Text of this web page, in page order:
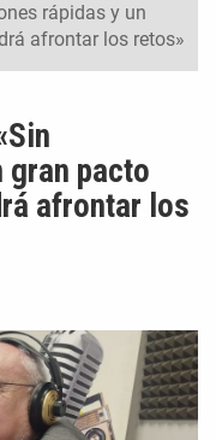
rápidas y un
afrontar los retos»
gran pacto
afrontar los